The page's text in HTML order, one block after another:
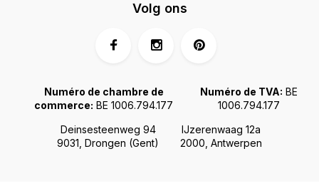
Deinsesteenweg 94
9031, Drongen (Gent)
IJzerenwaag 12a
2000, Antwerpen
Numéro de chambre de
commerce: BE 1006.794.177
Numéro de TVA: BE
1006.794.177
Volg ons